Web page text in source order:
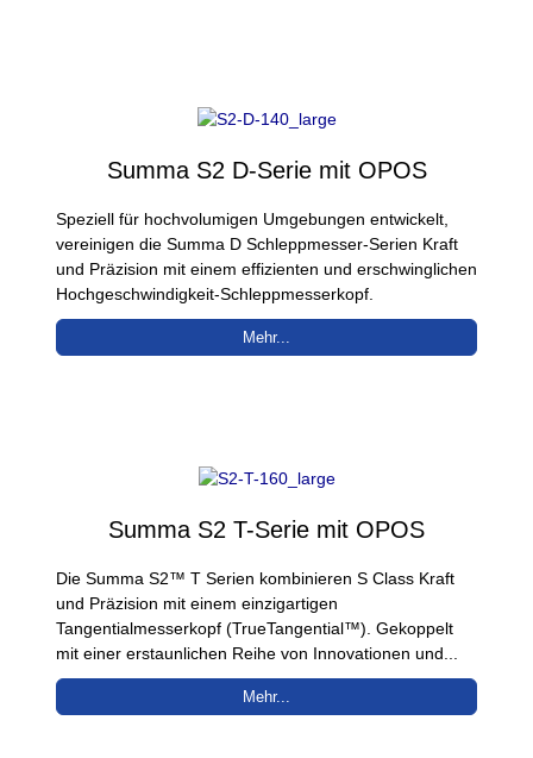
Summa S2 D-Serie mit OPOS
Speziell für hochvolumigen Umgebungen entwickelt,
vereinigen die Summa D Schleppmesser-Serien Kraft
und Präzision mit einem effizienten und erschwinglichen
Hochgeschwindigkeit-Schleppmesserkopf.
Mehr...
Summa S2 T-Serie mit OPOS
Die Summa S2™ T Serien kombinieren S Class Kraft
und Präzision mit einem einzigartigen
Tangentialmesserkopf (TrueTangential™). Gekoppelt
mit einer erstaunlichen Reihe von Innovationen und...
Mehr...